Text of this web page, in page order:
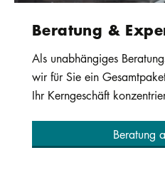
Beratung &
Als unabhängiges
wir für Sie ein
Ihr Kerngeschäft
Beratung